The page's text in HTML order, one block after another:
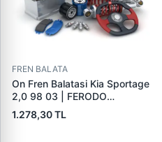
FREN BALATA
On Fren Balatasi Kia Sportage
2,0 98 03 | FERODO
FDB1536 | OEM
0K0453323Z
1.278,30 TL